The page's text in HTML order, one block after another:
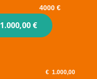
4000 €
1.000,00 €
€1.000,00